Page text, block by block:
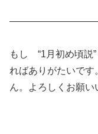
もし “1月初め頃説
ればありがたいです
ん。よろしくお願い